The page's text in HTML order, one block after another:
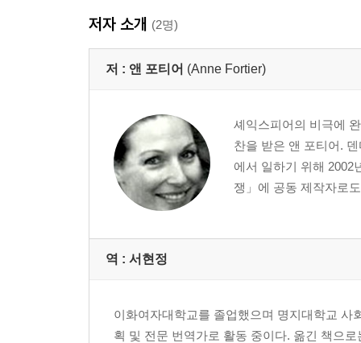
저자 소개 (2명)
저 : 앤 포티어 (Anne Fortier)
셰익스피어의 비극에
찬을 받은 앤 포티어.
에서 일하기 위해 2002
쟁」에 공동 제작자로
역 : 서현정
이화여자대학교를 졸업했으며 명지대학교
획 및 전문 번역가로 활동 중이다. 옮긴 책으